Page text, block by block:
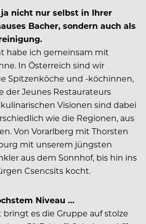
ja nicht nur selbst in Ihrer
Bacher, sondern auch als
habe ich gemeinsam mit
In Österreich sind wir
Spitzenköche und -köchinnen,
der Jeunes Restaurateurs
Visionen sind dabei
wie die Regionen, aus
Von Vorarlberg mit Thorsten
mit unserem jüngsten
aus dem Sonnhof, bis hin ins
Csencsits kocht.
Niveau …
bringt es die Gruppe auf stolze